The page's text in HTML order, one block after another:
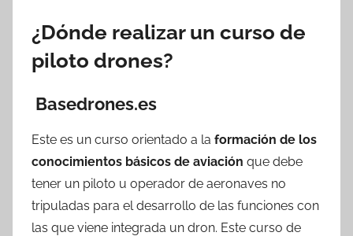
¿Dónde realizar un curso de
piloto drones?
Basedrones.es
Este es un curso orientado a la formación de los
conocimientos básicos de aviación que debe
tener un piloto u operador de aeronaves no
tripuladas para el desarrollo de las funciones con
las que viene integrada un dron. Este curso de